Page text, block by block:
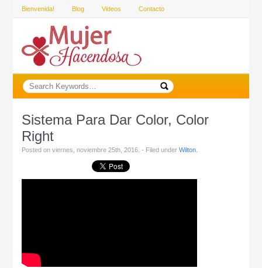
Bienvenida! Blog Videos Contacto
Sistema Para Dar Color, Color
Right
Posted on viernes, noviembre 25th, 2016. - Filed underWilton